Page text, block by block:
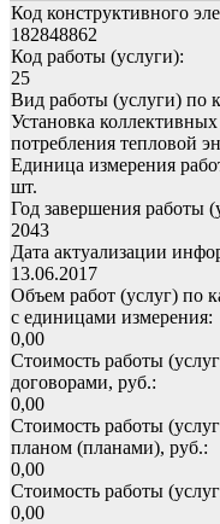
Код конструктивного
182848862
Код работы (услуги):
25
Вид работы (услуги) по
Установка
потребления тепловой
Единица измерения
шт.
Год завершения работы
2043
Дата актуализации
13.06.2017
Объем работ (услуг) по
с единицами измерения:
0,00
Стоимость работы
договорами, руб.:
0,00
Стоимость работы
планом (планами), руб.:
0,00
Стоимость работы
0,00